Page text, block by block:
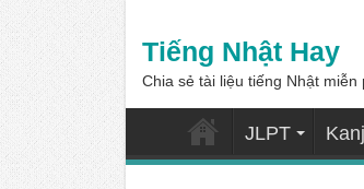
Tiếng Nhật Hay
Chia sẻ tài liệu tiếng Nhật miễn
JLPT